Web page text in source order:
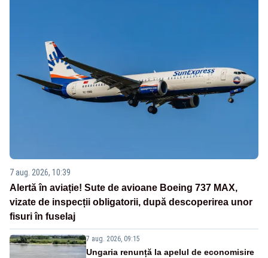
7 aug. 2026, 10:39
Alertă în aviație! Sute de avioane Boeing 737 MAX,
vizate de inspecții obligatorii, după descoperirea unor
fisuri în fuselaj
7 aug. 2026, 09:15
Ungaria renunță la apelul de economisire